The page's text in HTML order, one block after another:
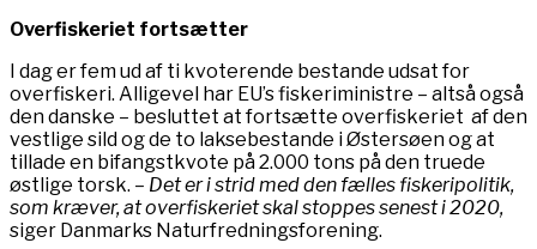
Overfiskeriet fortsætter
I dag er fem ud af ti kvoterende bestande udsat for
overfiskeri. Alligevel har EU’s fiskeriministre – altså også
den danske – besluttet at fortsætte overfiskeriet af den
vestlige sild og de to laksebestande i Østersøen og at
tillade en bifangstkvote på 2.000 tons på den truede
østlige torsk. – Det er i strid med den fælles fiskeripolitik,
som kræver, at overfiskeriet skal stoppes senest i 2020,
siger Danmarks Naturfredningsforening.